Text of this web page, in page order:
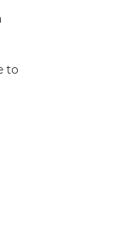
to